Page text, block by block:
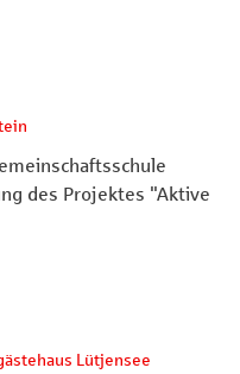
des Projektes "Aktive
Lütjensee